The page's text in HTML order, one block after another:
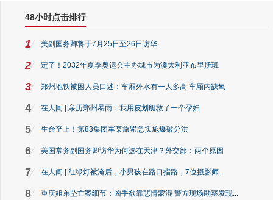
48小时点击排行
1 美副国务卿将于7月25日至26日访华
2 定了！2032年夏季奥运会主办城市为澳大利亚布里斯班
3 郑州地铁被困人员口述：车厢外水有一人多高 车厢内缺氧
4 在人间 | 亲历郑州暴雨：我用皮划艇救了一个孕妇
5 生命至上！第83集团军某旅紧急实施爆破分洪
6 美国常务副国务卿访华为何选在天津？外交部：两个原因
7 在人间 | 红绿灯被淹后，小男孩在路口指路，7位摄影师...
8 重庆姐弟坠亡案细节：凶手欲靠悲情蒙混 警方现场勘察发现...